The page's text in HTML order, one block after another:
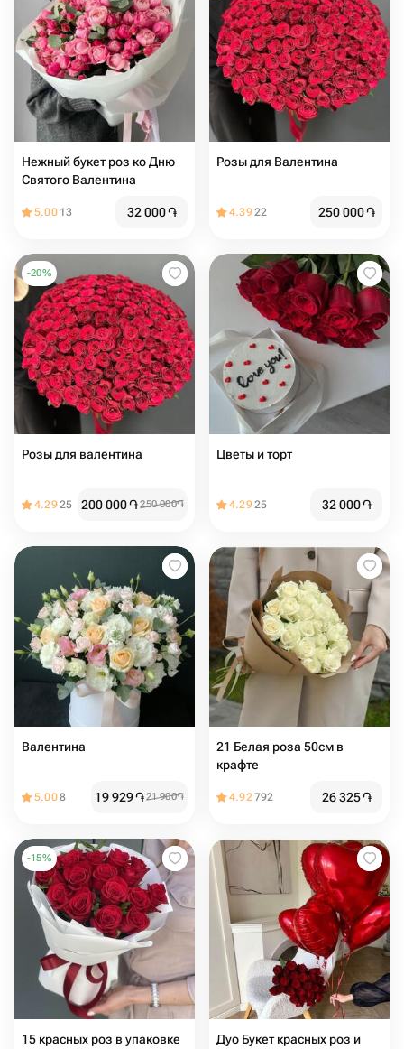
Нежный букет роз ко Дню
Святого Валентина
5.00 13 32 000֏
Розы для Валентина
4.3922 250 000֏
-20%
Розы для валентина
4.2925 200 000֏250 000֏
Цветы и торт
4.2925 32 000֏
Валентина
5.008 19 929֏21 900֏
21 Белая роза 50см в
крафте
4.92792 26 325֏
-15%
15 красных роз в упаковке Дуо Букет красных роз и